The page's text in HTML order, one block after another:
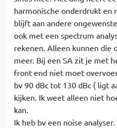
harmonische onderdrukt en
blijft aan andere
ook met een spectrum
rekenen. Alleen kunnen die
meer. Bij een SA zit je met
front end niet moet
bv 90 dBc tot 130 dBc ( ligt
kijken. Ik weet alleen niet
kan.
Ik heb bv een noise